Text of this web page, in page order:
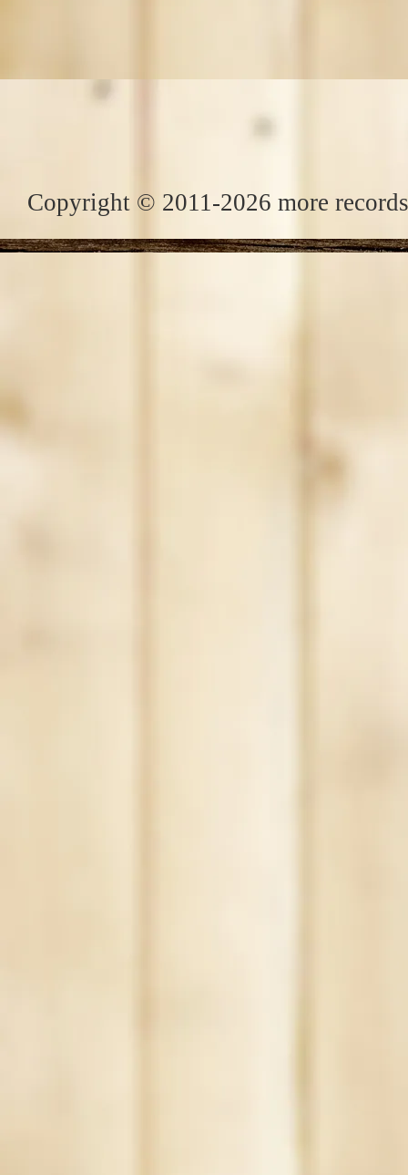
Copyright © 2011-2026 more